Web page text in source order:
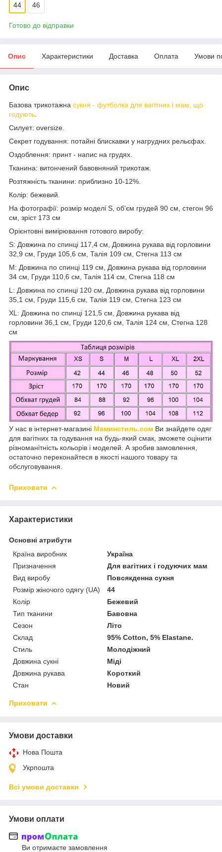
44 46
Готово до відправки
Опис Характеристики Доставка Оплата Умови
Опис
Базова трикотажна сукня - футболка для вагітних і мам, що
годують
Силует: oversize.
Секрет годування: потайні блискавки у нагрудних рельєфах.
Оздоблення: принт - напис на грудях.
Тканина: витончений бавовняний трикотаж.
Розтяжність тканини: приблизно 10-12%.
Колір: бежевий.
На фотографії: розмір моделі S, об'єм грудей 90 см, стегон 96
см, зріст 173 см
Орієнтовні вимірювання готового виробу:
S: Довжина по спинці 117,4 см, Довжина рукава від горловини
32,9 см, Груди 105,6 см, Талія 109 см, Стегна 113 см
M: Довжина по спинці 119 см, Довжина рукава від горловини
34 см, Груди 110,6 см, Талія 114 см, Стегна 118 см
L: Довжина по спинці 120 см, Довжина рукава від горловини
35,1 см, Груди 115,6 см, Талія 119 см, Стегна 123 см
XL: Довжина по спинці 121,5 см, Довжина рукава від
горловини 36,1 см, Груди 120,6 см, Талія 124 см, Стегна 128
см
У нас в інтернет-магазині Маминстиль.сом Ви знайдете одяг
для вагітних та годування на будь-який смак, зможете оцінити
різноманітність кольорів і моделей. А зробив замовлення,
остаточно переконайтеся в якості нашого товару та
обслуговування.
Приховати
Характеристики
Основні атрибути
Країна виробник
Україна
Призначення
Для вагітних і годуючих мам
Вид виробу
Повсякденна сукня
Розмір жіночого одягу (UA)
44
Колір
Бежевий
Тип тканини
Бавовна
Сезон
Літо
Склад
95% Cotton, 5% Elastane.
Стиль
Молодіжний
Довжина сукні
Міді
Довжина рукава
Короткий
Стан
Новий
Приховати
Умови доставки
Нова Пошта
Укрпошта
Всі умови доставки
Умови оплати
Ви отримаєте замовлення